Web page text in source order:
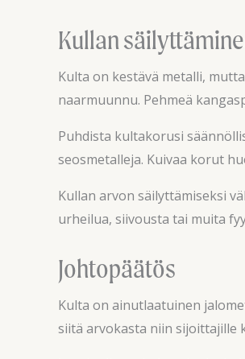
Kullan
Kulta on kestävä metalli,
naarmuunnu. Pehmeä
Puhdista kultakorusi
seosmetalleja. Kuivaa korut
Kullan arvon säilyttämiseksi
urheilua, siivousta tai muita
Johtopäätös
Kulta on ainutlaatuinen
siitä arvokasta niin sijoittajille